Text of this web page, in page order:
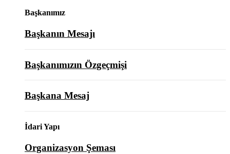
Başkanımız
Başkanın Mesajı
Başkanımızın Özgeçmişi
Başkana Mesaj
İdari Yapı
Organizasyon Şeması